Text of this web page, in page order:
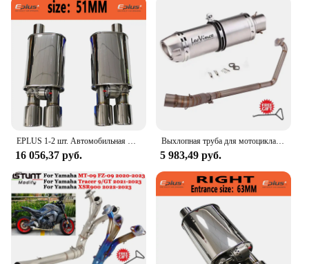
16 056,37 руб.
Выхлопная труба для мотоцикла Honda CBR125 CBR125R CB125R CBR 125 125R 2010 - 2016
5 983,49 руб.